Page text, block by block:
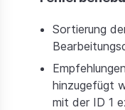
Sortierung
hinzugefügt
mit der ID 1